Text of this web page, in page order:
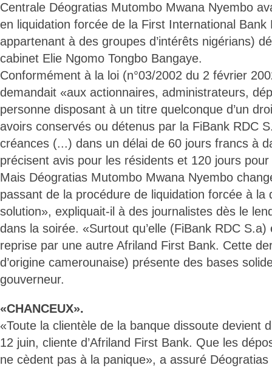
Centrale Déogratias Mutombo Mwana Nyembo
en liquidation forcée de la First International Bank
appartenant à des groupes d’intérêts nigérians)
cabinet Elie Ngomo Tongbo Bangaye.
Conformément à la loi (n°03/2002 du 2 février
demandait «aux actionnaires, administrateurs,
personne disposant à un titre quelconque d’un
avoirs conservés ou détenus par la FiBank RDC
créances (...) dans un délai de 60 jours francs à
précisent avis pour les résidents et 120 jours
Mais Déogratias Mutombo Mwana Nyembo
passant de la procédure de liquidation forcée à la
solution», expliquait-il à des journalistes dès le
dans la soirée. «Surtout qu’elle (FiBank RDC
reprise par une autre Afriland First Bank. Cette
d’origine camerounaise) présente des bases
gouverneur.
«CHANCEUX».
«Toute la clientèle de la banque dissoute devient
12 juin, cliente d’Afriland First Bank. Que les
ne cèdent pas à la panique», a assuré